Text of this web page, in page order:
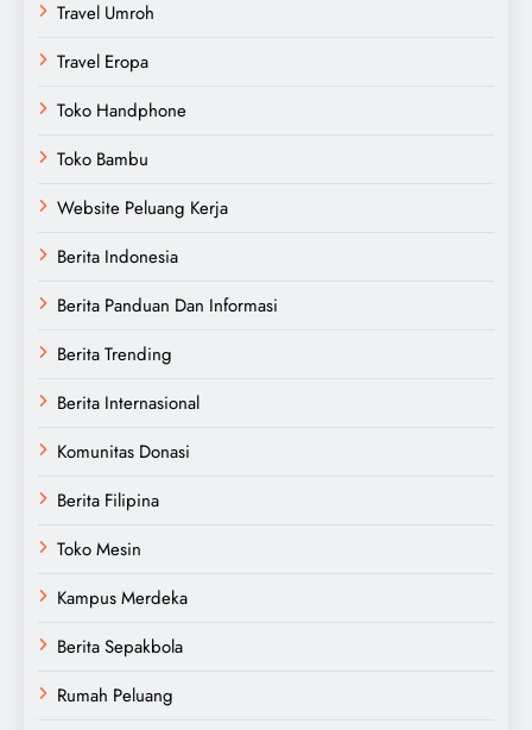
Travel Umroh
Travel Eropa
Toko Handphone
Toko Bambu
Website Peluang Kerja
Berita Indonesia
Berita Panduan Dan Informasi
Berita Trending
Berita Internasional
Komunitas Donasi
Berita Filipina
Toko Mesin
Kampus Merdeka
Berita Sepakbola
Rumah Peluang